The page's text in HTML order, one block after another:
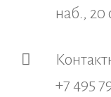
наб., 20
+7 495